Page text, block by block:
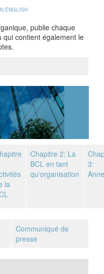
ENGLISH
publie chaque
contient également le
la
Chapitre 2: La
BCL en tant
qu'organisation
3:
Communiqué de
presse